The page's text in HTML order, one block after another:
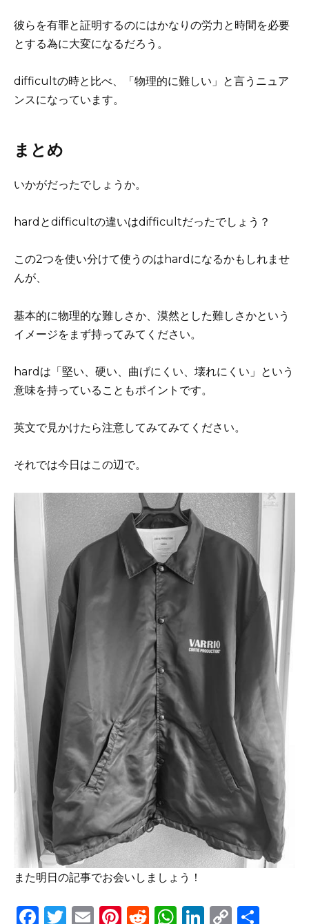
彼らを有罪と証明するのにはかなりの労力と時間を必要
とする為に大変になるだろう。
difficultの時と比べ、「物理的に難しい」と言うニュア
ンスになっています。
まとめ
いかがだったでしょうか。
hardとdifficultの違いはdifficultだったでしょう？
この2つを使い分けて使うのはhardになるかもしれませ
んが、
基本的に物理的な難しさか、漠然とした難しさかという
イメージをまず持ってみてください。
hardは「堅い、硬い、曲げにくい、壊れにくい」という
意味を持っていることもポイントです。
英文で見かけたら注意してみてみてください。
それでは今日はこの辺で。
また明日の記事でお会いしましょう！
F T E Pi R W Li C